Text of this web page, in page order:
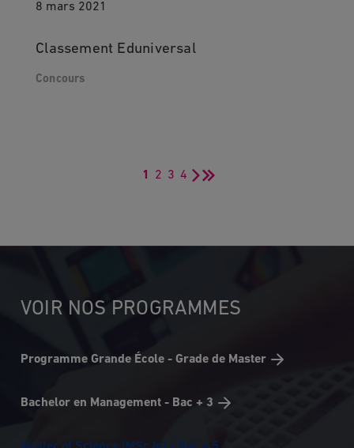
8 mars 2021
Classement Eduniversal
Concours
Page
1
Página
2
Página
3
Página
4
PageDernière
VOIR NOS PROGRAMMES
Programme Grande École - Grade de Master
Bachelor en Management - Bac + 3